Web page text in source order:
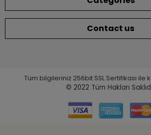
Contact us
Tüm bilgileriniz 256bit SSL Sertifikası ile
© 2022 Tüm Hakları